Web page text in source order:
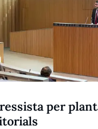
per